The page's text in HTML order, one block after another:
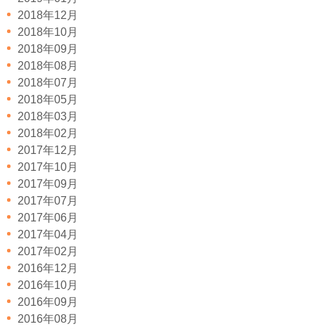
2018年12月
2018年10月
2018年09月
2018年08月
2018年07月
2018年05月
2018年03月
2018年02月
2017年12月
2017年10月
2017年09月
2017年07月
2017年06月
2017年04月
2017年02月
2016年12月
2016年10月
2016年09月
2016年08月